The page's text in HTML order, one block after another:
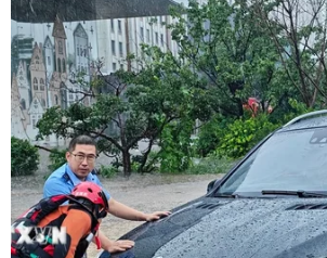
Thụy Sĩ khó đạt mục tiêu giảm phát
thải khí nhà kính vào năm 2030
07/08/2026 09:42
Bão Dolphin càn quét các đảo miền
Nam Nhật Bản, sân bay Okinawa